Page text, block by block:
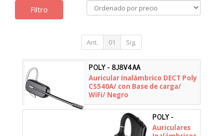
Filtro
Ant. 01 Sig.
POLY - 8J8V4AA
Auricular Inalámbrico DECT Poly
CS540A/ con Base de carga/
WiFi/ Negro
POLY -
AJ8V4AA
Auriculares